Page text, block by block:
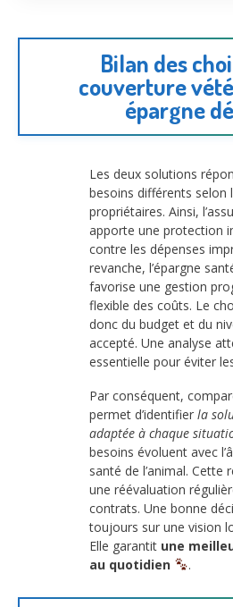
Bilan des
couverture
épargne
Les deux solutions
besoins différents selon
propriétaires. Ainsi,
apporte une protection
contre les dépenses
revanche, l’épargne
favorise une gestion
flexible des coûts. Le
donc du budget et du
accepté. Une analyse
essentielle pour éviter
Par conséquent,
permet d’identifier la
adaptée à chaque
besoins évoluent avec
santé de l’animal. Cette
une réévaluation
contrats. Une bonne
toujours sur une vision
Elle garantit une
au quotidien
.